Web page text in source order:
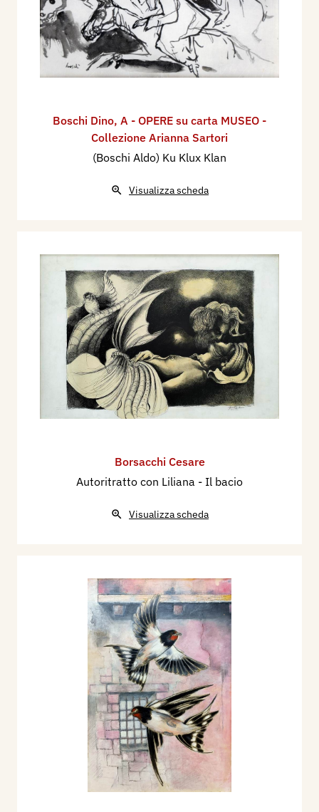
Boschi Dino, A - OPERE su carta MUSEO -
Collezione Arianna Sartori
(Boschi Aldo) Ku Klux Klan
Visualizza scheda
Borsacchi Cesare
Autoritratto con Liliana - Il bacio
Visualizza scheda